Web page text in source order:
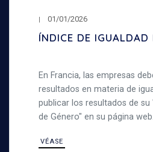
01/01/2026
ÍNDICE DE IGUALDAD
En Francia, las empresas
resultados en materia de
publicar los resultados de su
de Género" en su página
VÉASE